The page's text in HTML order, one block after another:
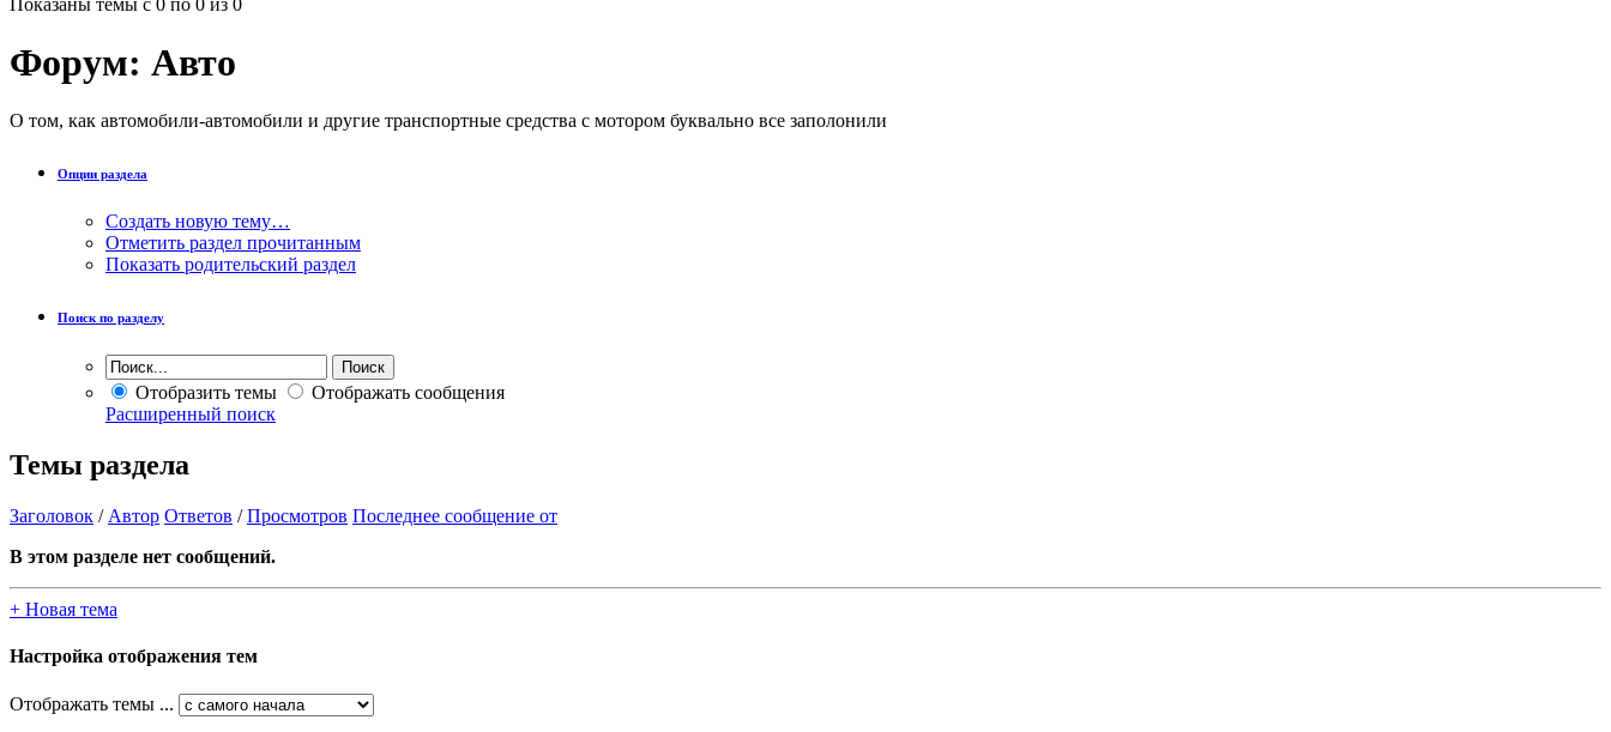
Форум: Авто
О том, как автомобили-автомобили и другие транспортные средства с мотором буквально все заполонили
Опции раздела
Создать новую тему…
Отметить раздел прочитанным
Показать родительский раздел
Поиск по разделу
Отобразить темы
Отображать сообщения
Расширенный поиск
Темы раздела
Заголовок / Автор Ответов /Просмотров Последнее сообщение от
В этом разделе нет сообщений.
+ Новая тема
Настройка отображения тем
Отображать темы ...